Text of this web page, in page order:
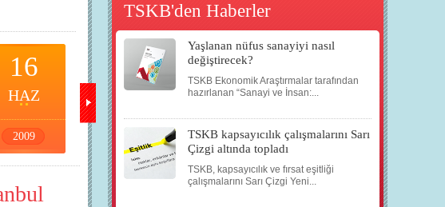
16
HAZ
2009
17
HAZ
2009
18
HAZ
2009
HAZ
2009
20
HAZ
2009
TSKB'den Haberler
Yaşlanan nüfus sanayiyi nasıl
değiştirecek?
TSKB Ekonomik Araştırmalar tarafından
hazırlanan “Sanayi ve İnsan:...
TSKB kapsayıcılık çalışmalarını Sarı
Çizgi altında topladı
TSKB, kapsayıcılık ve fırsat eşitliği
çalışmalarını Sarı Çizgi Yeni...